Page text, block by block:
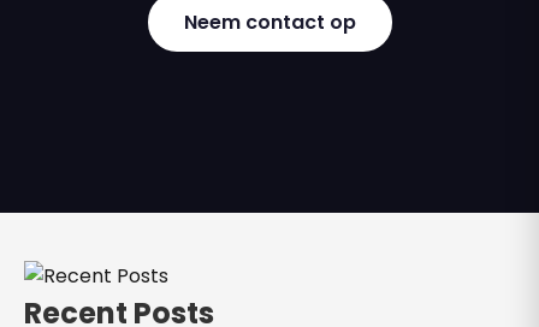
Neem contact op
Recent Posts